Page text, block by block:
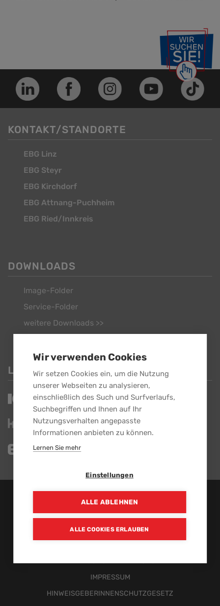
Wir verwenden Cookies
Wir setzen Cookies ein, um die Nutzung
unserer Webseiten zu analysieren,
einschließlich des Such und Surfverlaufs,
Suchbegriffen und Ihnen auf Ihr
Nutzungsverhalten angepasste
Informationen anbieten zu können.
Lernen Sie mehr
Einstellungen
ALLE ABLEHNEN
ALLE COOKIES ERLAUBEN
KONTAKT/STANDORTE
EBG Linz
EBG Steyr
EBG Kirchdorf
EBG Attnang-Puchheim
EBG Ried/Innkreis
DOWNLOADS
Image-Folder
Service-Folder
weitere Downloads >>
LINKS
Ein Unternehmen der
IMPRESSUM
HINWEISGEBERINNENSCHUTZGESETZ